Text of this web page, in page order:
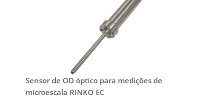
Sensor de OD óptico para medições de
microescala RINKO EC